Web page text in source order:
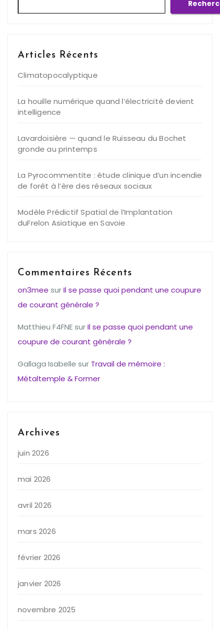
Articles Récents
Climatopocalyptique
La houille numérique quand l’électricité devient
intelligence
Lavardoisière — quand le Ruisseau du Bochet
gronde au printemps
La Pyrocommentite : étude clinique d’un incendie
de forêt à l’ère des réseaux sociaux
Modèle Prédictif Spatial de l’Implantation
duFrelon Asiatique en Savoie
Commentaires Récents
on3mee surIl se passe quoi pendant une coupure
de courant générale ?
Matthieu F4FNEsurIl se passe quoi pendant une
coupure de courant générale ?
Gallaga Isabelle sur Travail de mémoire :
Métaltemple & Former
Archives
juin 2026
mai 2026
avril 2026
mars 2026
février 2026
janvier 2026
novembre 2025